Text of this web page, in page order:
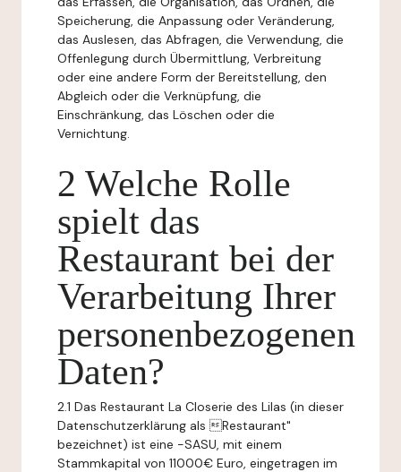
Speicherung, die Anpassung oder Veränderung,
das Auslesen, das Abfragen, die Verwendung, die
Offenlegung durch Übermittlung, Verbreitung
oder eine andere Form der Bereitstellung, den
Abgleich oder die Verknüpfung, die
Einschränkung, das Löschen oder die
Vernichtung.
2 Welche Rolle
spielt das
Restaurant bei der
Verarbeitung Ihrer
personenbezogenen
Daten?
2.1 Das Restaurant La Closerie des Lilas (in dieser
Datenschutzerklärung als Restaurant"
bezeichnet) ist eine -SASU, mit einem
Stammkapital von 11000€ Euro, eingetragen im